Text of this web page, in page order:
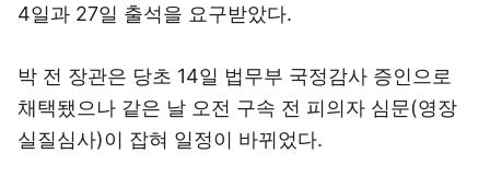
4일과 27일 출석을 요구받았다.
박 전 장관은 당초 14일 법무부 국정감사 증인으로
채택됐으나 같은 날 오전 구속 전 피의자 심문(영장
실질심사)이 잡혀 일정이 바뀌었다.